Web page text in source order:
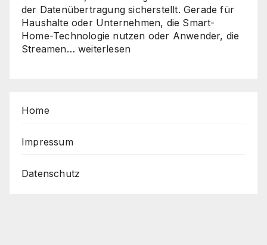
der Datenübertragung sicherstellt. Gerade für
Haushalte oder Unternehmen, die Smart-
Home-Technologie nutzen oder Anwender, die
Streamen… Sicher,
Ihrem
weiterlesen
Home
Impressum
Datenschutz